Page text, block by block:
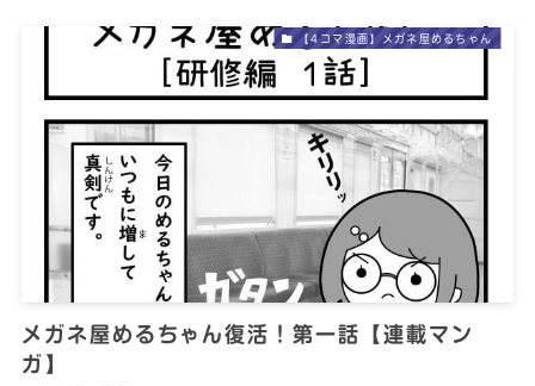
【4コマ漫画】メガネ屋めるちゃん
メガネ屋めるちゃん復活！第一話【連載マン
ガ】